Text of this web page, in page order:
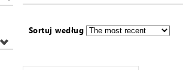
Sortuj według